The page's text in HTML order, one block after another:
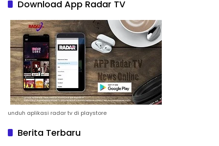
Download App Radar TV
unduh aplikasi radar tv di playstore
Berita Terbaru